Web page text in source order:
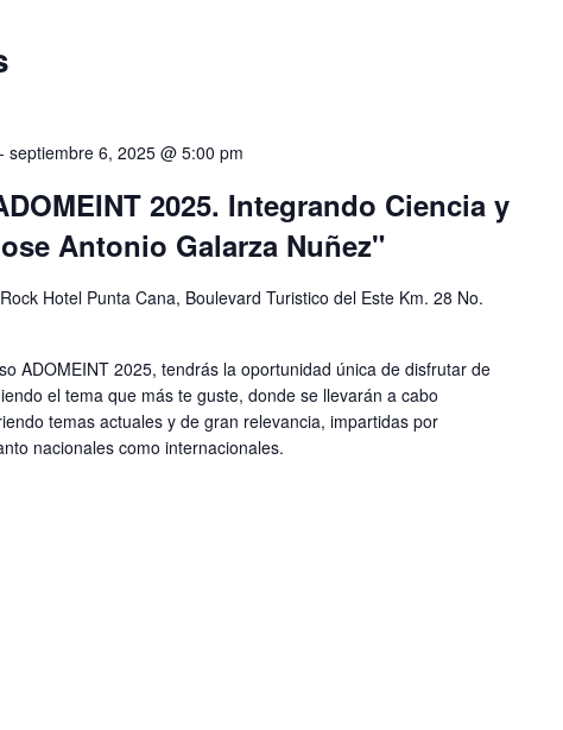
- septiembre 6, 2025 @ 5:00 pm
2025. Integrando Ciencia y
Antonio Galarza Nuñez"
Hotel Punta Cana, Boulevard Turistico del Este Km. 28 No.
ADOMEINT 2025, tendrás la oportunidad única de disfrutar de
el tema que más te guste, donde se llevarán a cabo
temas actuales y de gran relevancia, impartidas por
nacionales como internacionales.